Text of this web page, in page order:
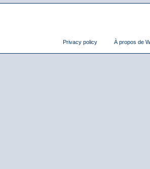
Privacy policy À propos de